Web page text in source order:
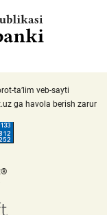
ta’lim veb-sayti
ga havola berish zarur